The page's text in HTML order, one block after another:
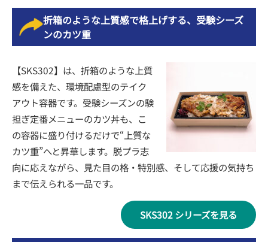
折箱のような上質感で格上げする、受験シーズ
ンのカツ重
【SKS302】は、折箱のような上質
感を備えた、環境配慮型のテイク
アウト容器です。受験シーズンの験
担ぎ定番メニューのカツ丼も、こ
の容器に盛り付けるだけで“上質な
カツ重”へと昇華します。脱プラ志
向に応えながら、見た目の格・特別感、そして応援の気持ち
まで伝えられる一品です。
SKS302 シリーズを見る